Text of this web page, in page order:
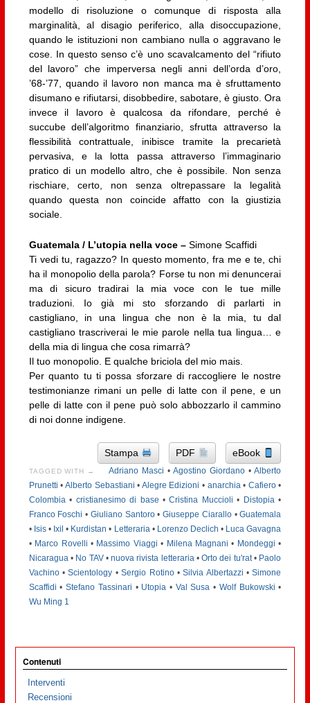
modello di risoluzione o comunque di risposta alla
marginalità, al disagio periferico, alla disoccupazione,
quando le istituzioni non cambiano nulla o aggravano le
cose. In questo senso c’è uno scavalcamento del “rifiuto
del lavoro” che imperversa negli anni dell’orda d’oro,
’68-’77, quando il lavoro non manca ma è sfruttamento
disumano e rifiutarsi, disobbedire, sabotare, è giusto. Ora
invece il lavoro è qualcosa da rifondare, perché è
succube dell’algoritmo finanziario, sfrutta attraverso la
flessibilità contrattuale, inibisce tramite la precarietà
pervasiva, e la lotta passa attraverso l’immaginario
pratico di un modello altro, che è possibile. Non senza
rischiare, certo, non senza oltrepassare la legalità
quando questa non coincide affatto con la giustizia
sociale.
Guatemala / L’utopia nella voce – Simone Scaffidi
Ti vedi tu, ragazzo? In questo momento, fra me e te, chi
ha il monopolio della parola? Forse tu non mi denuncerai
ma di sicuro tradirai la mia voce con le tue mille
traduzioni. Io già mi sto sforzando di parlarti in
castigliano, in una lingua che non è la mia, tu dal
castigliano trascriverai le mie parole nella tua lingua… e
della mia di lingua che cosa rimarrà?
Il tuo monopolio. E qualche briciola del mio mais.
Per quanto tu ti possa sforzare di raccogliere le nostre
testimonianze rimani un pelle di latte con il pene, e un
pelle di latte con il pene può solo abbozzarlo il cammino
di noi donne indigene.
Stampa PDF eBook
TAGGED WITH → Adriano Masci •Agostino Giordano •Alberto
Prunetti • Alberto Sebastiani • Alegre Edizioni • anarchia• Cafiero•
Colombia• cristianesimo di base •Cristina Muccioli • Distopia•
Franco Foschi • Giuliano Santoro•Giuseppe Ciarallo•Guatemala
• Isis• Ixil • Kurdistan • Letteraria• Lorenzo Declich • Luca Gavagna
• Marco Rovelli • Massimo Viaggi • Milena Magnani • Mondeggi •
Nicaragua• No TAV•nuova rivista letteraria•Orto dei tu'rat• Paolo
Vachino•Scientology •Sergio Rotino•Silvia Albertazzi •Simone
Scaffidi •Stefano Tassinari • Utopia • Val Susa • Wolf Bukowski •
Wu Ming 1
Contenuti
Interventi
Recensioni